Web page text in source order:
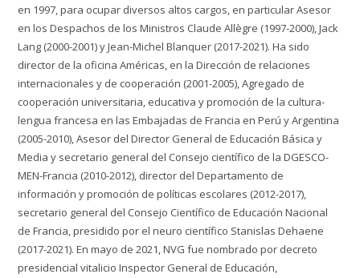
en 1997, para ocupar diversos altos cargos, en particular Asesor
en los Despachos de los Ministros Claude Allègre (1997-2000), Jack
Lang (2000-2001) y Jean-Michel Blanquer (2017-2021). Ha sido
director de la oficina Américas, en la Dirección de relaciones
internacionales y de cooperación (2001-2005), Agregado de
cooperación universitaria, educativa y promoción de la cultura-
lengua francesa en las Embajadas de Francia en Perú y Argentina
(2005-2010), Asesor del Director General de Educación Básica y
Media y secretario general del Consejo científico de la DGESCO-
MEN-Francia (2010-2012), director del Departamento de
información y promoción de políticas escolares (2012-2017),
secretario general del Consejo Científico de Educación Nacional
de Francia, presidido por el neuro científico Stanislas Dehaene
(2017-2021). En mayo de 2021, NVG fue nombrado por decreto
presidencial vitalicio Inspector General de Educación,